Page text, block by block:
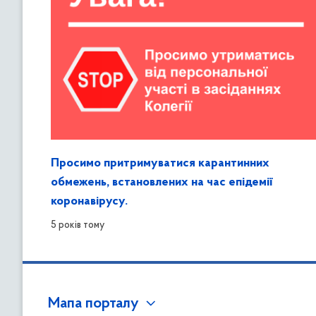
Просимо притримуватися карантинних
обмежень, встановлених на час епідемії
коронавірусу.
5 років тому
Мапа порталу